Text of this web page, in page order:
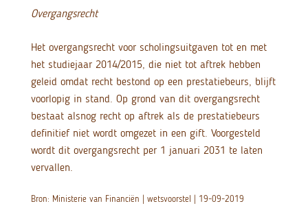
Overgangsrecht
Het overgangsrecht voor scholingsuitgaven tot en met
het studiejaar 2014/2015, die niet tot aftrek hebben
geleid omdat recht bestond op een prestatiebeurs, blijft
voorlopig in stand. Op grond van dit overgangsrecht
bestaat alsnog recht op aftrek als de prestatiebeurs
definitief niet wordt omgezet in een gift. Voorgesteld
wordt dit overgangsrecht per 1 januari 2031 te laten
vervallen.
Bron: Ministerie van Financiën | wetsvoorstel | 19-09-2019